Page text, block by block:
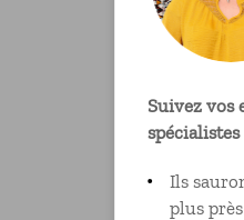
Suivez vos
spécialistes
Ils
plus